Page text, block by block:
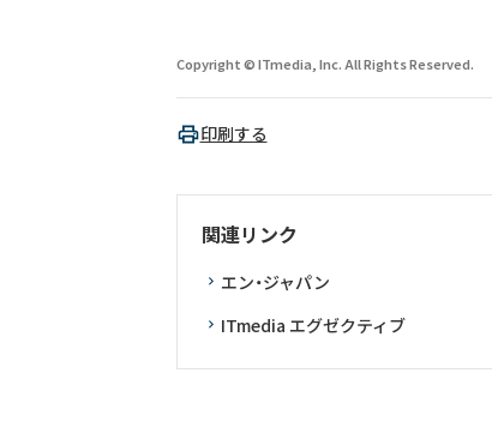
Copyright © ITmedia, Inc. All Rights Reserved.
印刷する
関連リンク
エン・ジャパン
ITmedia エグゼクティブ